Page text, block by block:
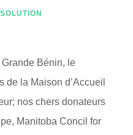
Bénin, le
de la Maison d’Accueil
nos chers donateurs
Manitoba Concil for